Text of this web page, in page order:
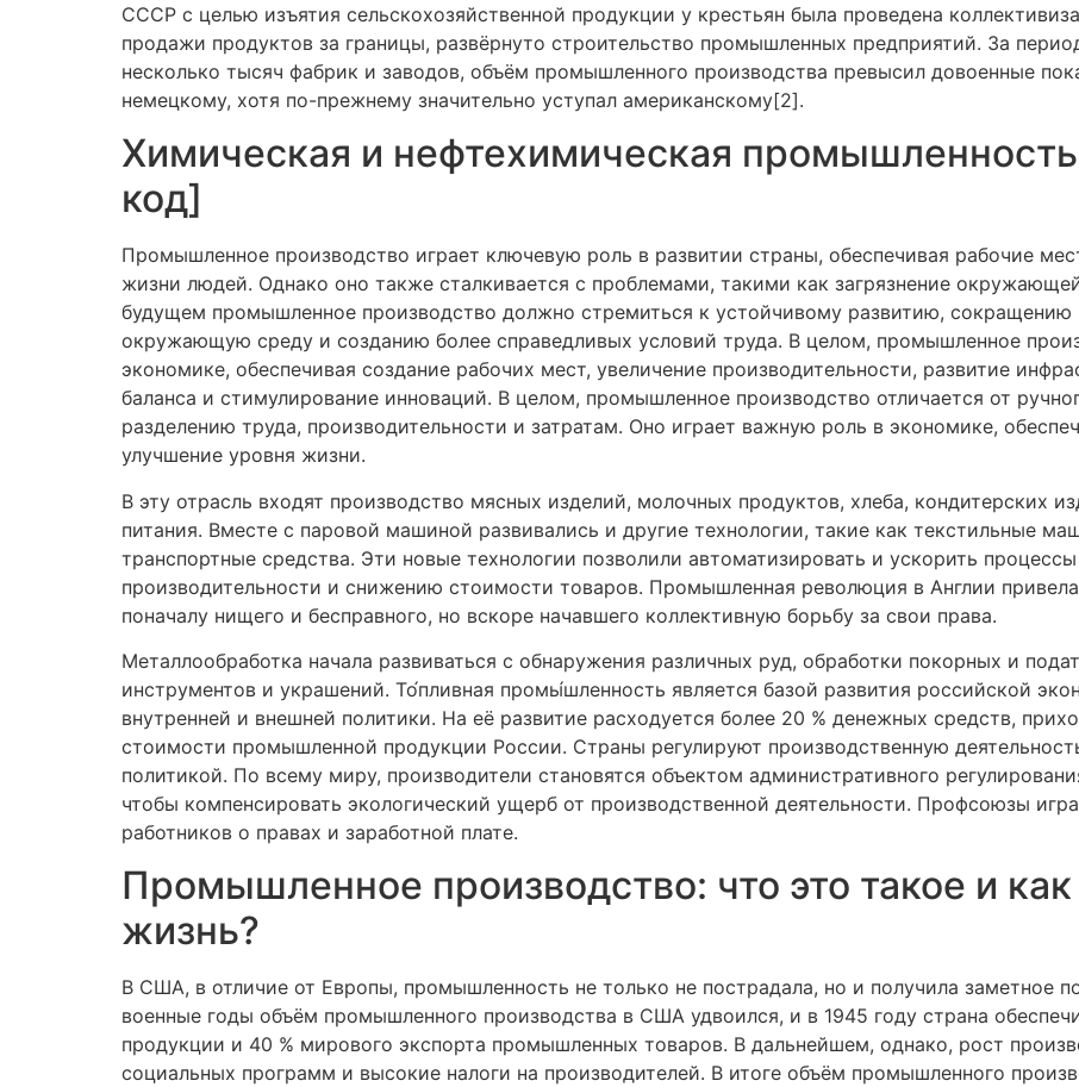
СССР с целью изъятия сельскохозяйственной продукции у крестьян была проведена
продажи продуктов за границы, развёрнуто строительство промышленных предприятий. За
несколько тысяч фабрик и заводов, объём промышленного производства превысил довоенные
немецкому, хотя по-прежнему значительно уступал американскому[2].
Химическая и нефтехимическая
код]
Промышленное производство играет ключевую роль в развитии страны, обеспечивая рабочие
жизни людей. Однако оно также сталкивается с проблемами, такими как загрязнение
будущем промышленное производство должно стремиться к устойчивому развитию, сокращению
окружающую среду и созданию более справедливых условий труда. В целом, промышленное
экономике, обеспечивая создание рабочих мест, увеличение производительности, развитие
баланса и стимулирование инноваций. В целом, промышленное производство отличается от
разделению труда, производительности и затратам. Оно играет важную роль в экономике,
улучшение уровня жизни.
В эту отрасль входят производство мясных изделий, молочных продуктов, хлеба, кондитерских
питания. Вместе с паровой машиной развивались и другие технологии, такие как текстильные
транспортные средства. Эти новые технологии позволили автоматизировать и ускорить
производительности и снижению стоимости товаров. Промышленная революция в Англии
поначалу нищего и бесправного, но вскоре начавшего коллективную борьбу за свои права.
Металлообработка начала развиваться с обнаружения различных руд, обработки покорных и
инструментов и украшений. То́пливная промы́шленность является базой развития российской
внутренней и внешней политики. На её развитие расходуется более 20 % денежных средств,
стоимости промышленной продукции России. Страны регулируют производственную
политикой. По всему миру, производители становятся объектом административного
чтобы компенсировать экологический ущерб от производственной деятельности. Профсоюзы
работников о правах и заработной плате.
Промышленное производство: что это такое и
жизнь?
В США, в отличие от Европы, промышленность не только не пострадала, но и получила заметное
военные годы объём промышленного производства в США удвоился, и в 1945 году страна
продукции и 40 % мирового экспорта промышленных товаров. В дальнейшем, однако, рост
социальных программ и высокие налоги на производителей. В итоге объём промышленного